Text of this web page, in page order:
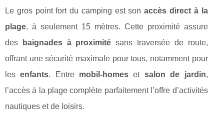
Le gros point fort du camping est sonaccès direct à la
plage, à seulement 15 mètres. Cette proximité assure
des
baignades à proximité sans traversée de route,
offrant une sécurité maximale pour tous, notamment pour
lesenfants. Entre mobil-homes et salon de jardin,
l’accès à la plage complète parfaitement l’offre d’activités
nautiques et de loisirs.